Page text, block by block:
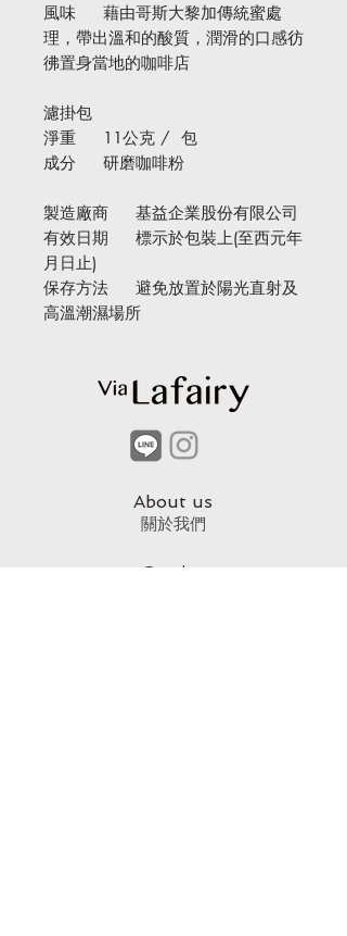
風味 藉由哥斯大黎加傳統蜜處
理，帶出溫和的酸質，潤滑的口感彷
彿置身當地的咖啡店
濾掛包
淨重 11公克 / 包
成分 研磨咖啡粉
製造廠商 基益企業股份有限公司
有效日期 標示於包裝上(至西元年
月日止)
保存方法 避免放置於陽光直射及
高溫潮濕場所
About us
​關於我們
Service